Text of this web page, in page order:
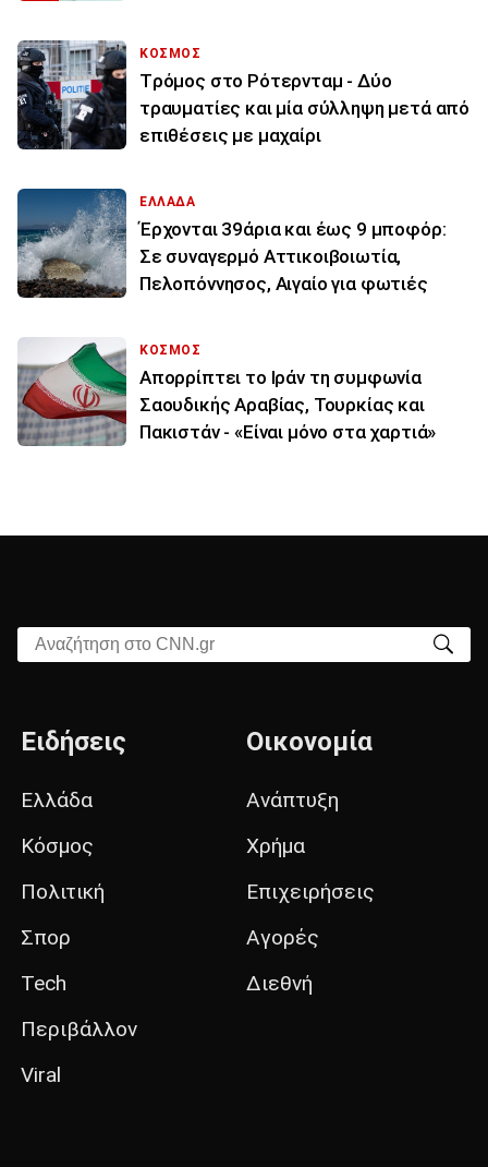
ΚΟΣΜΟΣ
Tρόμος στο Ρότερνταμ - Δύο
τραυματίες και μία σύλληψη μετά από
επιθέσεις με μαχαίρι
ΕΛΛΑΔΑ
Έρχονται 39άρια και έως 9 μποφόρ:
Σε συναγερμό Αττικοιβοιωτία,
Πελοπόννησος, Αιγαίο για φωτιές
ΚΟΣΜΟΣ
Απορρίπτει το Ιράν τη συμφωνία
Σαουδικής Αραβίας, Τουρκίας και
Πακιστάν - «Είναι μόνο στα χαρτιά»
Αναζήτηση στο CNN.gr
Ειδήσεις
Ελλάδα
Κόσμος
Πολιτική
Σπορ
Tech
Περιβάλλον
Viral
Οικονομία
Ανάπτυξη
Χρήμα
Επιχειρήσεις
Αγορές
Διεθνή